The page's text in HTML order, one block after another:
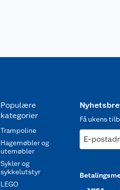
Populære
kategorier
Trampoline
Hagemøbler og
utemøbler
Sykler og
sykkelutstyr
LEGO
Få ukens
E-